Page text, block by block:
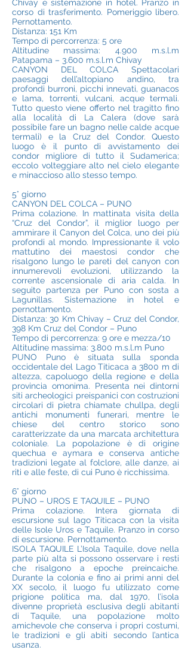
Chivay e sistemazione in hotel. Pranzo in
corso di trasferimento. Pomeriggio libero.
Pernottamento.
Distanza: 151 Km
Tempo di percorrenza: 5 ore
Altitudine massima: 4.900 m.s.l.m
Patapama – 3.600 m.s.l.m Chivay
CANYON DEL COLCA Spettacolari
paesaggi dell’altopiano andino, tra
profondi burroni, picchi innevati, guanacos
e lama, torrenti, vulcani, acque termali.
Tutto questo viene offerto nel tragitto fino
alla località di La Calera (dove sarà
possibile fare un bagno nelle calde acque
termali) e la Cruz del Condor. Questo
luogo è il punto di avvistamento dei
condor migliore di tutto il Sudamerica;
eccolo volteggiare alto nel cielo elegante
e minaccioso allo stesso tempo.
5° giorno
CANYON DEL COLCA – PUNO
Prima colazione. In mattinata visita della
“Cruz del Condor”, il miglior luogo per
ammirare il Canyon del Colca, uno dei più
profondi al mondo. Impressionante il volo
mattutino dei maestosi condor che
risalgono lungo le pareti del canyon con
innumerevoli evoluzioni, utilizzando la
corrente ascensionale di aria calda. In
seguito partenza per Puno con sosta a
Lagunillas. Sistemazione in hotel e
pernottamento.
Distanza: 30 Km Chivay – Cruz del Condor,
398 Km Cruz del Condor – Puno
Tempo di percorrenza: 9 ore e mezza/10
Altitudine massima: 3.800 m.s.l.m Puno
PUNO Puno è situata sulla sponda
occidentale del Lago Titicaca a 3800 m di
altezza, capoluogo della regione e della
provincia omonima. Presenta nei dintorni
siti archeologici preispanici con costruzioni
circolari di pietra chiamate chullpa, degli
antichi monumenti funerari, mentre le
chiese del centro storico sono
caratterizzate da una marcata architettura
coloniale. La popolazione è di origine
quechua e aymara e conserva antiche
tradizioni legate al folclore, alle danze, ai
riti e alle feste, di cui Puno è ricchissima.
6° giorno
PUNO – UROS E TAQUILE – PUNO
Prima colazione. Intera giornata di
escursione sul lago Titicaca con la visita
delle Isole Uros e Taquile. Pranzo in corso
di escursione. Pernottamento.
ISOLA TAQUILE L’Isola Taquile, dove nella
parte più alta si possono osservare i resti
che risalgono a epoche preincaiche.
Durante la colonia e fino ai primi anni del
XX secolo, il luogo fu utilizzato come
prigione politica ma, dal 1970, l’isola
divenne proprietà esclusiva degli abitanti
di Taquile, una popolazione molto
amichevole che conserva i propri costumi,
le tradizioni e gli abiti secondo l’antica
usanza.